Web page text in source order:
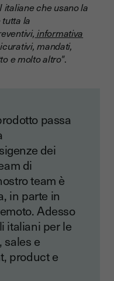
italiane che usano la
la
informativa
mandati,
e molto altro".
passa
dei
di
team è
in parte in
Adesso
italiani per le
sales e
product e